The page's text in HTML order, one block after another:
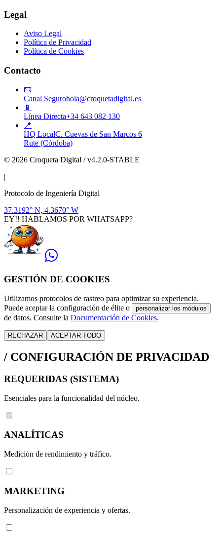
Legal
Aviso Legal
Política de Privacidad
Política de Cookies
Contacto
📧
Canal Segurohola@croquetadigital.es
📱
Línea Directa+34 643 082 130
📍
HQ LocalC. Cuevas de San Marcos 6
Rute (Córdoba)
© 2026 Croqueta Digital / v4.2.0-STABLE
|
Protocolo de Ingeniería Digital
37.3192° N, 4.3670° W
EY!! HABLAMOS POR WHATSAPP?
GESTIÓN DE COOKIES
Utilizamos protocolos de rastreo para optimizar su experiencia.
Puede aceptar la configuración de élite o
personalizar los módulos
de datos. Consulte la Documentación de Cookies.
RECHAZAR ACEPTAR TODO
/ CONFIGURACIÓN DE PRIVACIDAD
REQUERIDAS (SISTEMA)
Esenciales para la funcionalidad del núcleo.
ANALÍTICAS
Medición de rendimiento y tráfico.
MARKETING
Personalización de experiencia y ofertas.